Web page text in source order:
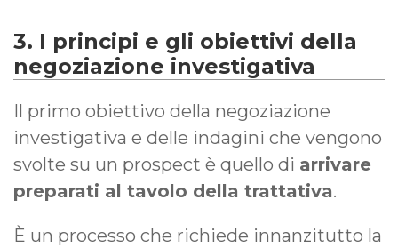
3. I principi e gli obiettivi della
negoziazione investigativa
Il primo obiettivo della negoziazione
investigativa e delle indagini che vengono
svolte su un prospect è quello di arrivare
preparati al tavolo della trattativa.
È un processo che richiede innanzitutto la